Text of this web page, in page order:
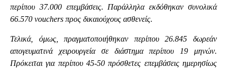
περίπου 37.000 επεμβάσεις. Παράλληλα εκδόθηκαν συνολικά
66.570 vouchers προς δικαιούχους ασθενείς.
Τελικά, όμως, πραγματοποιήθηκαν περίπου 26.845 δωρεάν
απογευματινά χειρουργεία σε διάστημα περίπου 19 μηνών.
Πρόκειται για περίπου 45-50 πρόσθετες επεμβάσεις ημερησίως